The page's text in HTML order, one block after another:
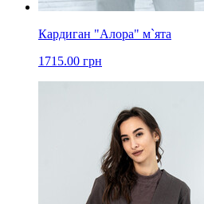
Кардиган "Алора" м`ята
1715.00 грн